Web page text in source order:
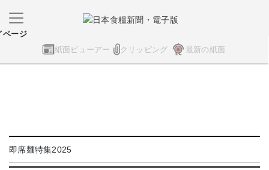
紙面ビューアー クリッピング 最新の紙面
ページ
即席麺特集2025